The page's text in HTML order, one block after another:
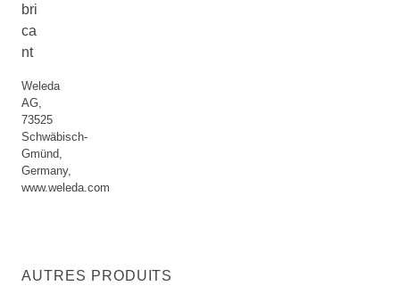
bri
ca
nt
Weleda
AG,
73525
Schwäbisch-
Gmünd,
Germany,
www.weleda.com
AUTRES PRODUITS